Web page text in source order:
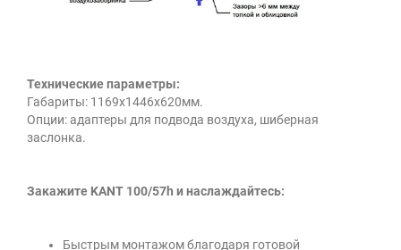
Технические параметры:
Габариты: 1169х1446х620мм.
Опции: адаптеры для подвода воздуха, шиберная
заслонка.
Закажите KANT 100/57h и наслаждайтесь:
Быстрым монтажом благодаря готовой